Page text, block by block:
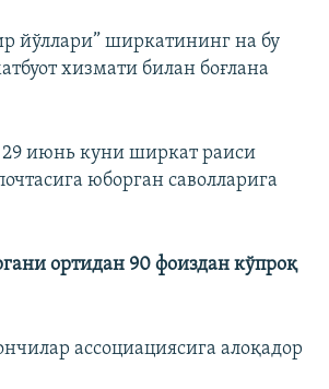
йўллари” ширкатининг на бу
хизмати билан боғлана
29 июнь куни ширкат раиси
юборган саволларига
ортидан 90 фоиздан кўпроқ
ассоциациясига алоқадор